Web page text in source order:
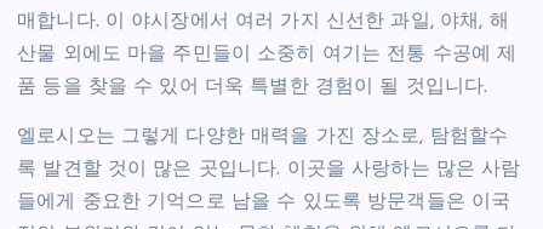
매합니다. 이 야시장에서 여러 가지 신선한 과일, 야채, 해
산물 외에도 마을 주민들이 소중히 여기는 전통 수공예 제
품 등을 찾을 수 있어 더욱 특별한 경험이 될 것입니다.
엘로시오는 그렇게 다양한 매력을 가진 장소로, 탐험할수
록 발견할 것이 많은 곳입니다. 이곳을 사랑하는 많은 사람
들에게 중요한 기억으로 남을 수 있도록 방문객들은 이국